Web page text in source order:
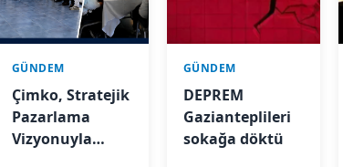
GÜNDEM
Çimko, Stratejik
Pazarlama
Vizyonuyla
GÜNDEM
DEPREM
Gazianteplileri
sokağa döktü